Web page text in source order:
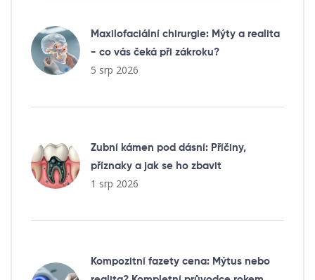
Maxilofaciální chirurgie: Mýty a realita
- co vás čeká při zákroku?
5 srp 2026
Zubní kámen pod dásní: Příčiny,
příznaky a jak se ho zbavit
1 srp 2026
Kompozitní fazety cena: Mýtus nebo